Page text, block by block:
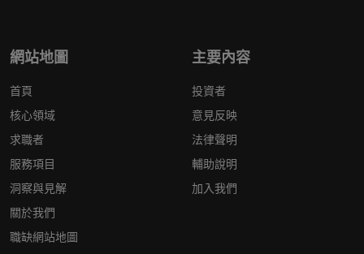
網站地圖
首頁
核心領域
求職者
服務項目
洞察與見解
關於我們
職缺網站地圖
主要內容
投資者
意見反映
法律聲明
輔助說明
加入我們